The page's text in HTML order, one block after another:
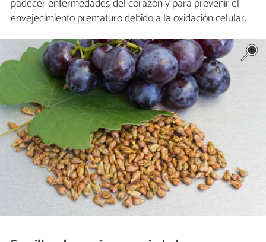
envejecimiento prematuro debido a la oxidación celular.